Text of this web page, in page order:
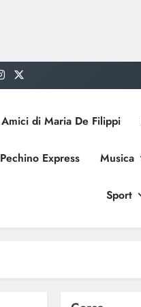
Amici di Maria De Filippi
Pechino Express Musica
Sport